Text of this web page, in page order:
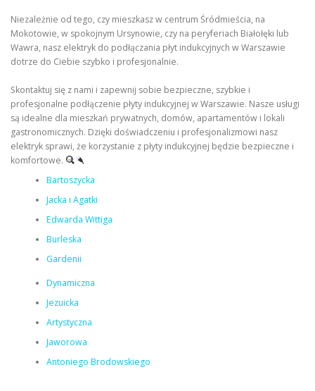
Niezależnie od tego, czy mieszkasz w centrum Śródmieścia, na
Mokotowie, w spokojnym Ursynowie, czy na peryferiach Białołęki lub
Wawra, nasz elektryk do podłączania płyt indukcyjnych w Warszawie
dotrze do Ciebie szybko i profesjonalnie.
Skontaktuj się z nami i zapewnij sobie bezpieczne, szybkie i
profesjonalne podłączenie płyty indukcyjnej w Warszawie. Nasze usługi
są idealne dla mieszkań prywatnych, domów, apartamentów i lokali
gastronomicznych. Dzięki doświadczeniu i profesjonalizmowi nasz
elektryk sprawi, że korzystanie z płyty indukcyjnej będzie bezpieczne i
komfortowe.
Bartoszycka
Jacka i Agatki
Edwarda Wittiga
Burleska
Gardenii
Dynamiczna
Jezuicka
Artystyczna
Jaworowa
Antoniego Brodowskiego